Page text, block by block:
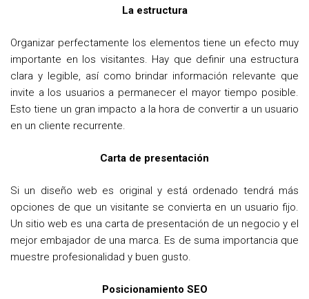
La estructura
Organizar perfectamente los elementos tiene un efecto muy
importante en los visitantes. Hay que definir una estructura
clara y legible, así como brindar información relevante que
invite a los usuarios a permanecer el mayor tiempo posible.
Esto tiene un gran impacto a la hora de convertir a un usuario
en un cliente recurrente.
Carta de presentación
Si un diseño web es original y está ordenado tendrá más
opciones de que un visitante se convierta en un usuario fijo.
Un sitio web es una carta de presentación de un negocio y el
mejor embajador de una marca. Es de suma importancia que
muestre profesionalidad y buen gusto.
Posicionamiento SEO